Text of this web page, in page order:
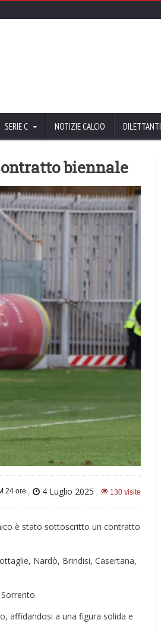
SERIE C NOTIZIE CALCIO DILETTANTI
biennale
24 ore , 4 Luglio 2025 , 130 visite
è stato sottoscritto un contratto
Nardò, Brindisi, Casertana,
affidandosi a una figura solida e